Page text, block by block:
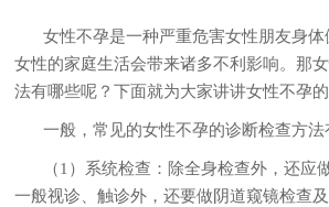
女性不孕是一种严重危害女性朋友身
女性的家庭生活会带来诸多不利影响。那
法有哪些呢？下面就为大家讲讲女性不孕的
一般，常见的女性不孕的诊断检查方法
（1）系统检查： 除全身检查外，还应
一般视诊、触诊外，还要做阴道窥镜检查